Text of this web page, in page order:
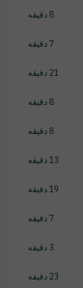
8 دقیقه
7 دقیقه
21 دقیقه
8 دقیقه
8 دقیقه
13 دقیقه
19 دقیقه
7 دقیقه
3 دقیقه
23 دقیقه